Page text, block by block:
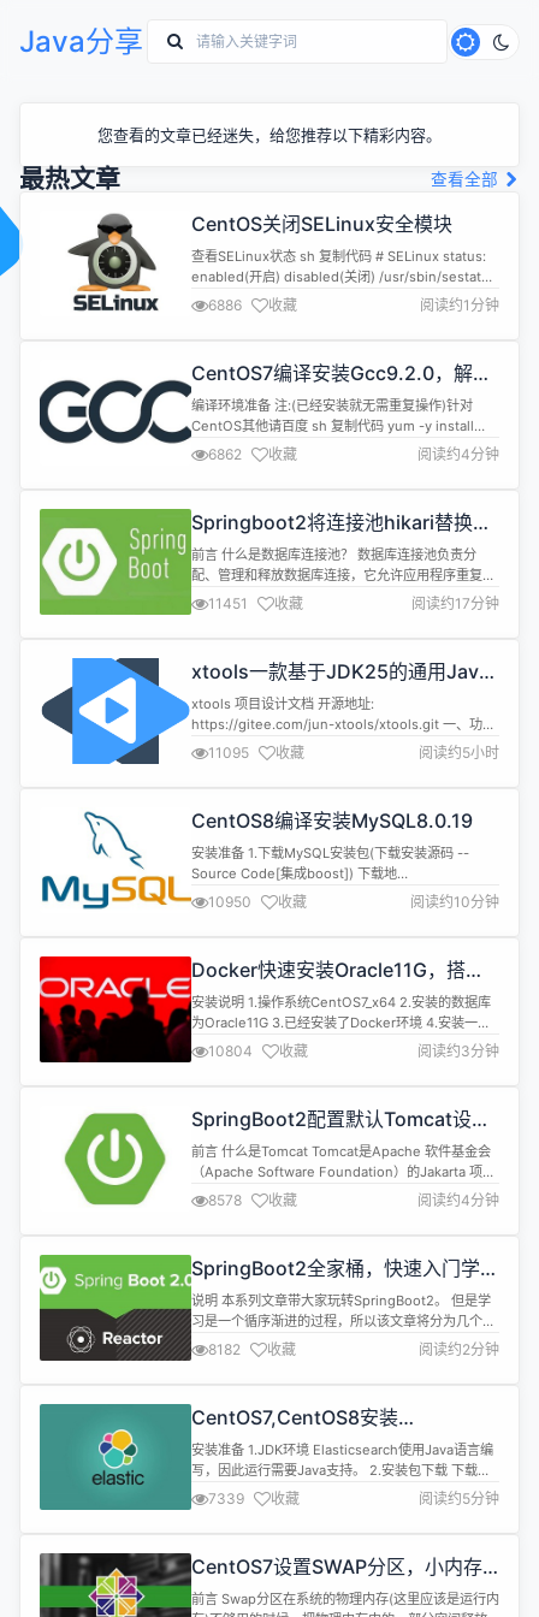
Java分享
您查看的文章已经迷失，给您推荐以下精彩内容。
最热文章 查看全部
CentOS关闭SELinux安全模块
查看SELinux状态 sh 复制代码 # SELinux status:
enabled(开启) disabled(关闭) /usr/sbin/sestatus
-v 1.临时关闭 sh 复制代码 setenforce 0 2.永久关
闭 sh 复制代码 # 将SELINUX=enforcing改为
SELINUX=disabled vi /etc/selin...
6886 收藏 阅读约1分钟
CentOS7编译安装Gcc9.2.0，解决
mysql等软件编译问题
编译环境准备 注:(已经安装就无需重复操作)针对
CentOS其他请百度 sh 复制代码 yum -y install
bzip2 make gcc gcc-c++ 编译安装 1.下载源码
[gcc-9.2.0.tar.gz] 下载地
址:https://mirrors.cnnic.cn/gnu/gcc 2.解压到目录
6862 收藏 阅读约4分钟
Springboot2将连接池hikari替换为
druid，体验最强大的数据库连接池
前言 什么是数据库连接池？ 数据库连接池负责分
配、管理和释放数据库连接，它允许应用程序重复使
用一个现有的数据库连接，而不是再重新建立一个；
释放空闲时间超过最大空闲时间的数据库连接来避免
因为没有释放数据库连接而引起的数据库连接遗漏。
接池对比 Druid： Druid是Java语言中最好的数据库
连接池，Druid能...
11451 收藏 阅读约17分钟
xtools一款基于JDK25的通用Java
工具库
xtools 项目设计文档 开源地址:
https://gitee.com/jun-xtools/xtools.git 一、功能
和用途 1.1 项目概述 xtools（低调大师工具箱）是一
个基于 JDK 25 的 Java 工具库项目，为 Java 应用
开发提供通用的工具方法和基础组件支持。 项目信息
11095 收藏 阅读约5小时
CentOS8编译安装MySQL8.0.19
安装准备 1.下载MySQL安装包(下载安装源码 --
Source Code[集成boost]) 下载地
址:https://dev.mysql.com/downloads/mysql 2.
编译环境准备:(已经安装就无需重复操作)针对
CentOS其他请百度 sh 复制代码 dnf install -y
10950 收藏 阅读约10分钟
Docker快速安装Oracle11G，搭建
oracle11g学习环境
安装说明 1.操作系统CentOS7_x64 2.安装的数据库
为Oracle11G 3.已经安装了Docker环境 4.安装一些
必要的软件 sh 复制代码 yum install unzip -y
unzip:解压oracle安装文件 5.提前准备Oracle11G安
装镜像 下载地
10804 收藏 阅读约3分钟
SpringBoot2配置默认Tomcat设
置，开启更多高级功能
前言 什么是Tomcat Tomcat是Apache 软件基金会
（Apache Software Foundation）的Jakarta 项目
中的一个核心项目，由Apache、Sun 和其他一些公
司及个人共同开发而成。由于有了Sun 的参与和支
持，最新的Servlet 和JSP 规范总是能在Tomcat 中
8578 收藏 阅读约4分钟
SpringBoot2全家桶，快速入门学习
开发网站教程
说明 本系列文章带大家玩转SpringBoot2。 但是学
习是一个循序渐进的过程，所以该文章将分为几个小
章节讲述。 并且在学习SpringBoot之前需要一定的
基础知识 SpringMVC、Spring、MyBatis基础知识
Maven MySQL、Redis 本文章代码建立的环境基础
步环境 开发环境 名称...
8182 收藏 阅读约2分钟
CentOS7,CentOS8安装
Elasticsearch6.8.6
安装准备 1.JDK环境 Elasticsearch使用Java语言编
写，因此运行需要Java支持。 2.安装包下载 下载地
址:https://www.elastic.co/cn 3.可视化工具
elasticsearch-head下载(可选) 下载地
址:https://github.com/mobz/elasticsearch-head
7339 收藏 阅读约5分钟
CentOS7设置SWAP分区，小内存
服务器的救世主
前言 Swap分区在系统的物理内存(这里应该是运行内